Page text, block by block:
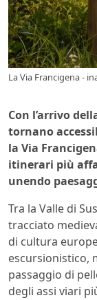
La Via Francigena -
Con l’arrivo
tornano
la Via
itinerari più
unendo
Tra la Valle di
tracciato
di cultura
escursionistico,
passaggio di
degli assi viari